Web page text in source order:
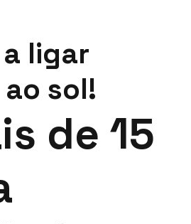
ligar
sol!
de 15